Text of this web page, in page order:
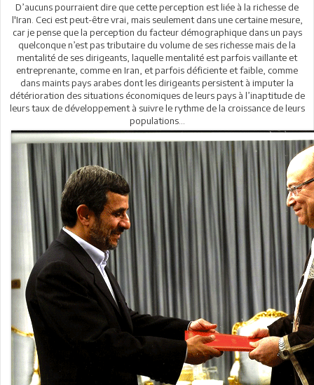
D’aucuns pourraient dire que cette perception est liée à la richesse de
l'Iran. Ceci est peut-être vrai, mais seulement dans une certaine mesure,
car je pense que la perception du facteur démographique dans un pays
quelconque n’est pas tributaire du volume de ses richesse mais de la
mentalité de ses dirigeants, laquelle mentalité est parfois vaillante et
entreprenante, comme en Iran, et parfois déficiente et faible, comme
dans maints pays arabes dont les dirigeants persistent à imputer la
détérioration des situations économiques de leurs pays à l’inaptitude de
leurs taux de développement à suivre le rythme de la croissance de leurs
populations...